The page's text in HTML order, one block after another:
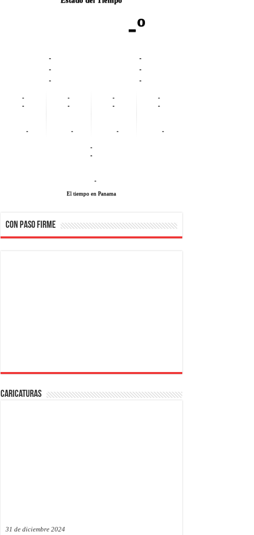
-º
-
-
-
-
-
-
-
-
-
-
-
-
-
-
-
-
-
-
-
-
-
El tiempo en Panama
CON PASO FIRME
Caricaturas
31 de diciembre 2024